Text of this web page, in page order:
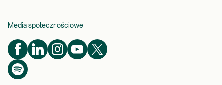
Media społecznościowe